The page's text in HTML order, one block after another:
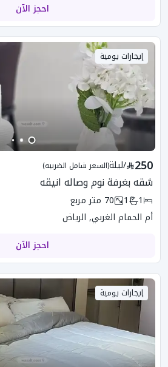
احجز الآن
إيجارات يومية
250
/ليلة(السعر شامل الضريبه)
شقه بغرفة نوم وصاله انيقه
1
1
70 متر مربع
أم الحمام الغربي, الرياض
احجز الآن
إيجارات يومية